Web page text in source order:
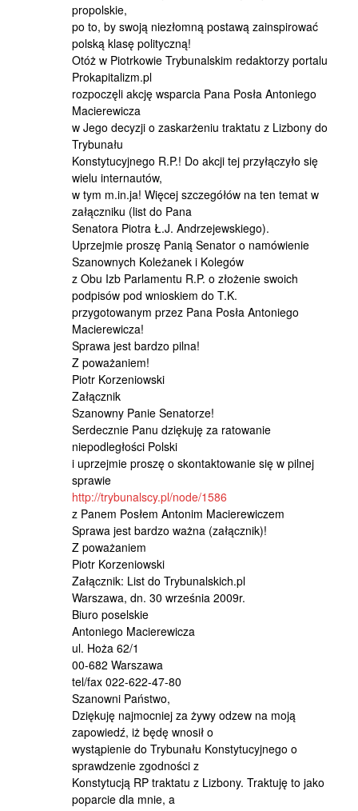
propolskie,
po to, by swoją niezłomną postawą zainspirować
polską klasę polityczną!
Otóż w Piotrkowie Trybunalskim redaktorzy portalu
Prokapitalizm.pl
rozpoczęli akcję wsparcia Pana Posła Antoniego
Macierewicza
w Jego decyzji o zaskarżeniu traktatu z Lizbony do
Trybunału
Konstytucyjnego R.P.! Do akcji tej przyłączyło się
wielu internautów,
w tym m.in.ja! Więcej szczegółów na ten temat w
załączniku (list do Pana
Senatora Piotra Ł.J. Andrzejewskiego).
Uprzejmie proszę Panią Senator o namówienie
Szanownych Koleżanek i Kolegów
z Obu Izb Parlamentu R.P. o złożenie swoich
podpisów pod wnioskiem do T.K.
przygotowanym przez Pana Posła Antoniego
Macierewicza!
Sprawa jest bardzo pilna!
Z poważaniem!
Piotr Korzeniowski
Załącznik
Szanowny Panie Senatorze!
Serdecznie Panu dziękuję za ratowanie
niepodległości Polski
i uprzejmie proszę o skontaktowanie się w pilnej
sprawie
http://trybunalscy.pl/node/1586
z Panem Posłem Antonim Macierewiczem
Sprawa jest bardzo ważna (załącznik)!
Z poważaniem
Piotr Korzeniowski
Załącznik: List do Trybunalskich.pl
Warszawa, dn. 30 września 2009r.
Biuro poselskie
Antoniego Macierewicza
ul. Hoża 62/1
00-682 Warszawa
tel/fax 022-622-47-80
Szanowni Państwo,
Dziękuję najmocniej za żywy odzew na moją
zapowiedź, iż będę wnosił o
wystąpienie do Trybunału Konstytucyjnego o
sprawdzenie zgodności z
Konstytucją RP traktatu z Lizbony. Traktuję to jako
poparcie dla mnie, a